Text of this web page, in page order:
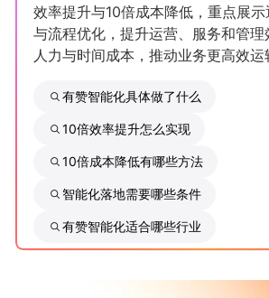
新零售资讯
增长俱乐部
增长俱乐部 有赞商盟
商家社区
效率提升与10倍成本降低，重点展
与流程优化，提升运营、服务和管
人力与时间成本，推动业务更高效运
有赞智能化具体做了什么
10倍效率提升怎么实现
10倍成本降低有哪些方法
智能化落地需要哪些条件
有赞智能化适合哪些行业